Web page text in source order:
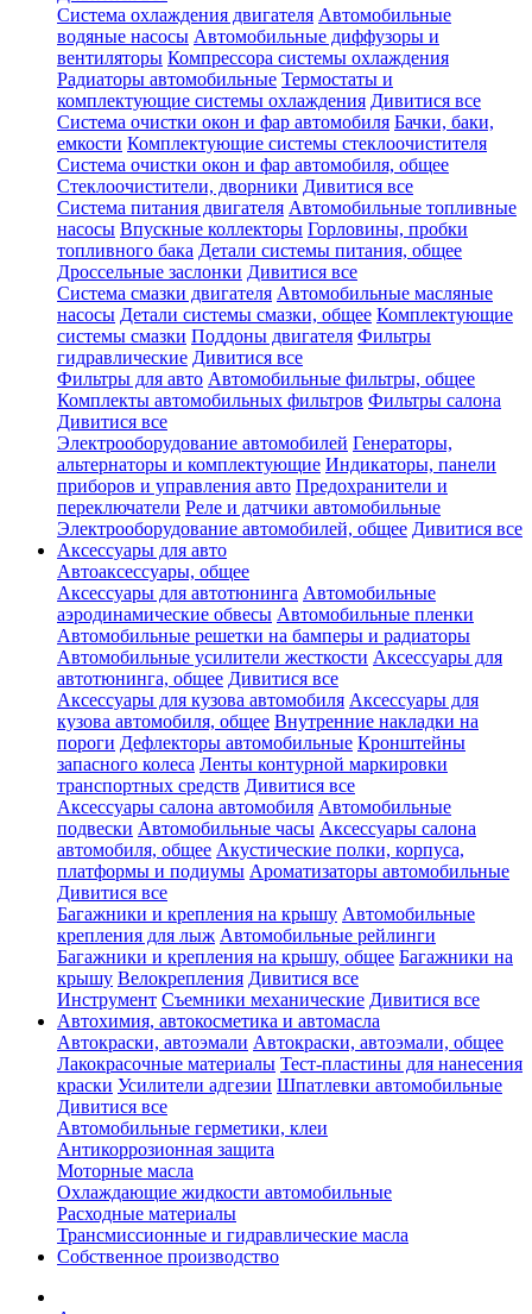
Система охлаждения двигателя Автомобильные
водяные насосы Автомобильные диффузоры и
вентиляторы Компрессора системы охлаждения
Радиаторы автомобильные Термостаты и
комплектующие системы охлаждения Дивитися все
Система очистки окон и фар автомобиля Бачки, баки,
емкости Комплектующие системы стеклоочистителя
Система очистки окон и фар автомобиля, общее
Стеклоочистители, дворники Дивитися все
Система питания двигателя Автомобильные топливные
насосы Впускные коллекторы Горловины, пробки
топливного бака Детали системы питания, общее
Дроссельные заслонки Дивитися все
Система смазки двигателя Автомобильные масляные
насосы Детали системы смазки, общее Комплектующие
системы смазки Поддоны двигателя Фильтры
гидравлические Дивитися все
Фильтры для авто Автомобильные фильтры, общее
Комплекты автомобильных фильтров Фильтры салона
Дивитися все
Электрооборудование автомобилей Генераторы,
альтернаторы и комплектующие Индикаторы, панели
приборов и управления авто Предохранители и
переключатели Реле и датчики автомобильные
Электрооборудование автомобилей, общее Дивитися все
Аксессуары для авто
Автоаксессуары, общее
Аксессуары для автотюнинга Автомобильные
аэродинамические обвесы Автомобильные пленки
Автомобильные решетки на бамперы и радиаторы
Автомобильные усилители жесткости Аксессуары для
автотюнинга, общее Дивитися все
Аксессуары для кузова автомобиля Аксессуары для
кузова автомобиля, общее Внутренние накладки на
пороги Дефлекторы автомобильные Кронштейны
запасного колеса Ленты контурной маркировки
транспортных средств Дивитися все
Аксессуары салона автомобиля Автомобильные
подвески Автомобильные часы Аксессуары салона
автомобиля, общее Акустические полки, корпуса,
платформы и подиумы Ароматизаторы автомобильные
Дивитися все
Багажники и крепления на крышу Автомобильные
крепления для лыж Автомобильные рейлинги
Багажники и крепления на крышу, общее Багажники на
крышу Велокрепления Дивитися все
Инструмент Съемники механические Дивитися все
Автохимия, автокосметика и автомасла
Автокраски, автоэмали Автокраски, автоэмали, общее
Лакокрасочные материалы Тест-пластины для нанесения
краски Усилители адгезии Шпатлевки автомобильные
Дивитися все
Автомобильные герметики, клеи
Антикоррозионная защита
Моторные масла
Охлаждающие жидкости автомобильные
Расходные материалы
Трансмиссионные и гидравлические масла
Собственное производство